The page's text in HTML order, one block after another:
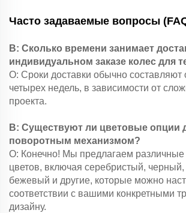
Часто задаваемые вопросы
В: Сколько времени занимает
индивидуальном заказе колес для
О: Сроки доставки обычно составляют
четырех недель, в зависимости от
проекта.
В: Существуют ли цветовые опции
поворотным механизмом?
О: Конечно! Мы предлагаем
цветов, включая серебристый,
бежевый и другие, которые можно
соответствии с вашими конкретными
дизайну.